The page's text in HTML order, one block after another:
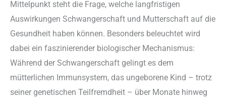
Mittelpunkt steht die Frage, welche langfristigen
Auswirkungen Schwangerschaft und Mutterschaft auf die
Gesundheit haben können. Besonders beleuchtet wird
dabei ein faszinierender biologischer Mechanismus:
Während der Schwangerschaft gelingt es dem
mütterlichen Immunsystem, das ungeborene Kind – trotz
seiner genetischen Teilfremdheit – über Monate hinweg